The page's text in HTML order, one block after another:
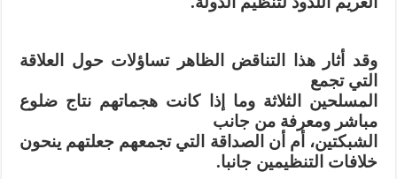
وقد أثار هذا التناقض الظاهر تساؤلات حول العلاقة
التي تجمع
المسلحين الثلاثة وما إذا كانت هجماتهم نتاج ضلوع
مباشر ومعرفة من جانب
الشبكتين، أم أن الصداقة التي تجمعهم جعلتهم ينحون
خلافات التنظيمين جانبا.